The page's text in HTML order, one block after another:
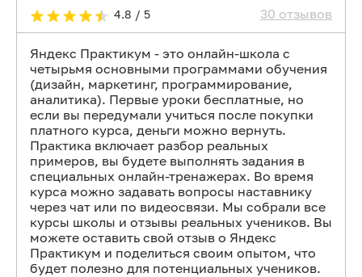
4.8 / 5 30 отзывов
Яндекс Практикум - это онлайн-школа с
четырьмя основными программами обучения
(дизайн, маркетинг, программирование,
аналитика). Первые уроки бесплатные, но
если вы передумали учиться после покупки
платного курса, деньги можно вернуть.
Практика включает разбор реальных
примеров, вы будете выполнять задания в
специальных онлайн-тренажерах. Во время
курса можно задавать вопросы наставнику
через чат или по видеосвязи. Мы собрали все
курсы школы и отзывы реальных учеников. Вы
можете оставить свой отзыв о Яндекс
Практикум и поделиться своим опытом, что
будет полезно для потенциальных учеников.